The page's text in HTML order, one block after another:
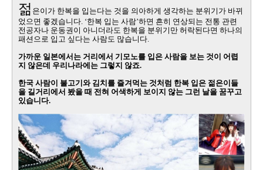
젊 은이가 한복을 입는다는 것을 의아하게 생각하는 분위기가 바뀌
었으면 좋겠습니다 ‘한복 입는 사람’하면 흔히 연상되는 전통 관련
전공자나 운동권이 아니더라도 한복을 분위기만 허락된다면 하나의
패션으로 입고 싶다는 사람도 많습니다
가까운 일본에서는 거리에서 기모노를 입은 사람을 보는 것이 어렵
지 않은데 우리나라에는 그렇지 않죠.
한국 사람이 불고기와 김치를 즐겨먹는 것처럼 한복 입은 젊은이들
을 길거리에서 봤을 때 전혀 어색하게 보이지 않는 그런 날을 꿈꾸고
있습니다.